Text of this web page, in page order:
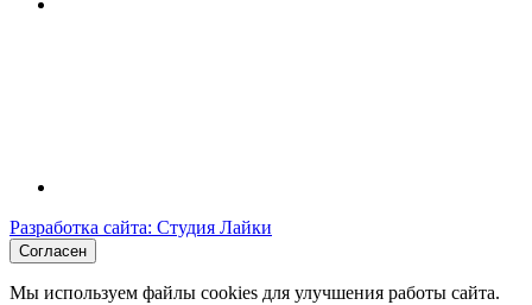
Разработка сайта: Студия Лайки
Согласен
Мы используем файлы cookies для улучшения работы сайта.